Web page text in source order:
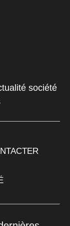
société